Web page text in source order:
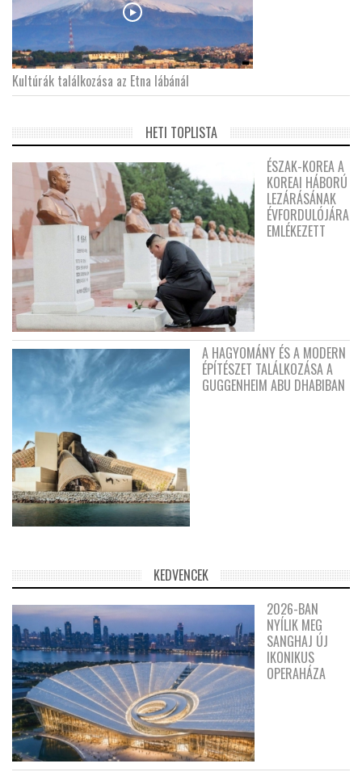
Kultúrák találkozása az Etna lábánál
HETI TOPLISTA
ÉSZAK-KOREA A
KOREAI HÁBORÚ
LEZÁRÁSÁNAK
ÉVFORDULÓJÁRA
EMLÉKEZETT
A HAGYOMÁNY ÉS A MODERN
ÉPÍTÉSZET TALÁLKOZÁSA A
GUGGENHEIM ABU DHABIBAN
KEDVENCEK
2026-BAN
NYÍLIK MEG
SANGHAJ ÚJ
IKONIKUS
OPERAHÁZA